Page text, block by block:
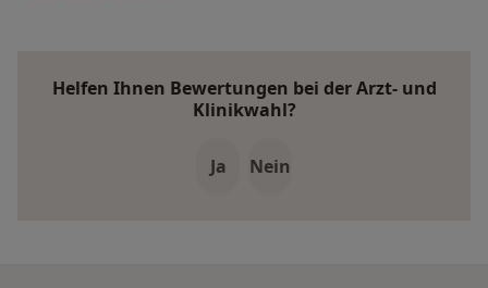
Helfen Ihnen Bewertungen bei der Arzt- und
Klinikwahl?
Ja Nein